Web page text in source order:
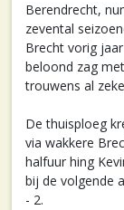
Berendrecht,
zevental
Brecht vorig
beloond zag
trouwens al
De thuisploeg
via wakkere
halfuur hing
bij de volgende
- 2.